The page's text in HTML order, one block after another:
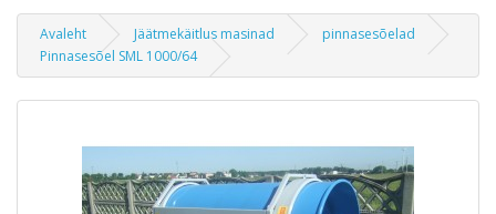
Avaleht Jäätmekäitlus masinad
pinnasesõelad
Pinnasesõel SML 1000/64